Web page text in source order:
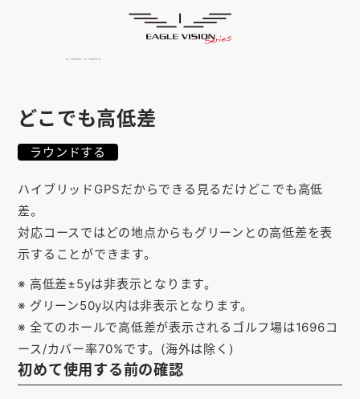
ゴルフナビ
ピンポジ君PIN POSITION
対応コース
EVステーション
取扱い店舗SHOP
サポート SUPPORT
購入する
お知らせ
使用方法
どこでも高低差
ラウンドする
ハイブリッドGPSだからできる見るだけどこでも高低
差。
対応コースではどの地点からもグリーンとの高低差を表
示することができます。
※ 高低差±5yは非表示となります。
※ グリーン50y以内は非表示となります。
※ 全てのホールで高低差が表示されるゴルフ場は1696コ
ース/カバー率70%です。(海外は除く)
初めて使用する前の確認